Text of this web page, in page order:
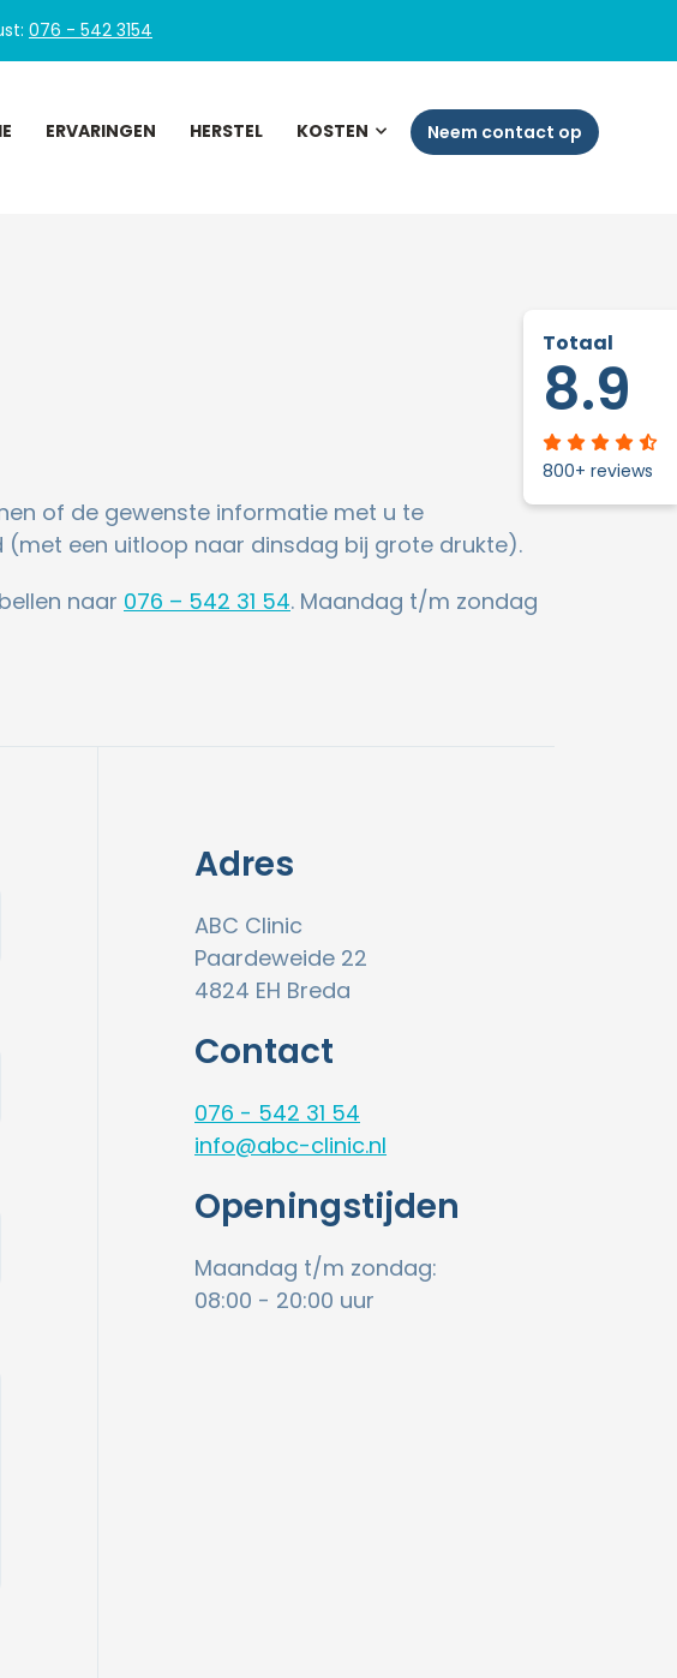
Totaal
8.9
800+ reviews
076 - 542 3154
ERVARINGEN HERSTEL KOSTEN Neem contact op
of de gewenste informatie met u te
(met een uitloop naar dinsdag bij grote drukte).
naar 076 – 542 31 54. Maandag t/m zondag
Adres
ABC Clinic
Paardeweide 22
4824 EH Breda
Contact
076 - 542 31 54
info@abc-clinic.nl
Openingstijden
Maandag t/m zondag:
08:00 - 20:00 uur